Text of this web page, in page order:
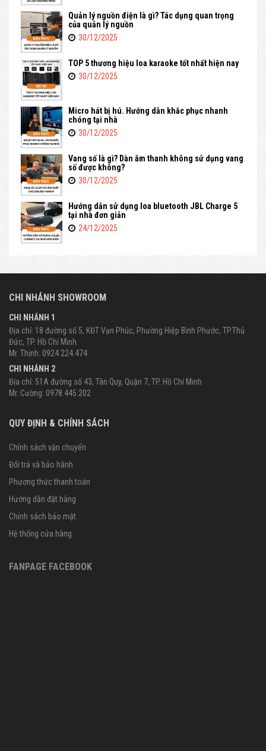
Quản lý nguồn điện là gì? Tác dụng quan trọng
của quản lý nguồn
30/12/2025
TOP 5 thương hiệu loa karaoke tốt nhất hiện nay
30/12/2025
Micro hát bị hú. Hướng dẫn khắc phục nhanh
chóng tại nhà
30/12/2025
Vang số là gì? Dàn âm thanh không sử dụng vang
số được không?
30/12/2025
Hướng dẫn sử dụng loa bluetooth JBL Charge 5
tại nhà đơn giản
24/12/2025
CHI NHÁNH SHOWROOM
CHI NHÁNH 1
Địa chỉ: 18 đường số 5, KĐT Vạn Phúc, Phường Hiệp Bình Phước, TP.Thủ
Đức, TP. Hồ Chí Minh.
Mr. Thịnh: 0924.224.474
CHI NHÁNH 2
Địa chỉ: 51A đường số 43, Tân Quy, Quận 7, TP. Hồ Chí Minh
Mr. Cường: 0978.445.202
QUY ĐỊNH & CHÍNH SÁCH
Chính sách vận chuyển
Đổi trả và bảo hành
Phương thức thanh toán
Hướng dẫn đặt hàng
Chính sách bảo mật
Hệ thống cửa hàng
FANPAGE FACEBOOK